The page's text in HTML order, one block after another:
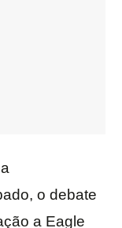
o debate
a Eagle